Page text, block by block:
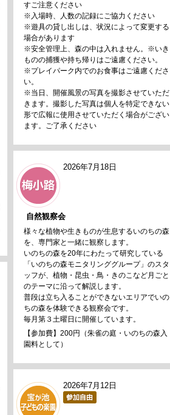
すご注意ください
※入場時、人数の記録にご協力ください
※遊具の貸し出しは、状況によって変更する
場合があります
※安全管理上、森の中は入れません。※いき
ものの捕獲や持ち帰りはご遠慮ください。
※プレイパーク内でのお食事はご遠慮くださ
い。
※当日、開催風景の写真を撮影させていただ
きます。撮影した写真は個人を特定できない
形で広報に使用させていただく場合がござい
ます。ご了承ください
2026年7月18日
自然観察会
様々な植物や生きものが生息するいのちの森
を、専門家と一緒に観察します。
いのちの森を20年にわたって研究している
「いのちの森モニタリンググループ」のスタ
ッフが、植物・昆虫・鳥・きのこなど月ごと
のテーマに沿って解説します。
普段は立ち入ることができないエリアでいの
ちの森を体験できる観察会です。
毎月第３土曜日に開催しています。
【参加費】200円（朱雀の庭・いのちの森入
園料として）
2026年7月12日